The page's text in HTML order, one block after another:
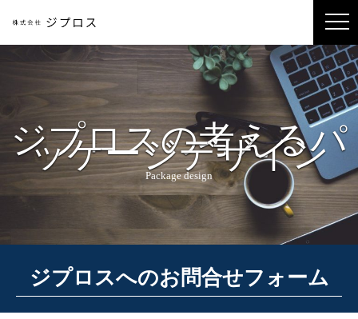
ジプロスの考えるパ
ッケージデザイン
Package design
ジプロスへのお問合せフォーム